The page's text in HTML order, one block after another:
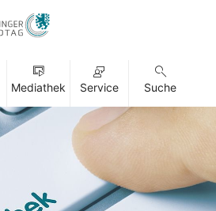
Mediathek Service Suche